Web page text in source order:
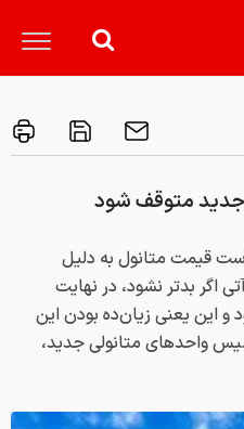
متوقف شود
مدیرعامل شرکت پترول معتقد است قیمت ‎متانول به دلیل
اگر بدتر نشود، در نهایت
و این یعنی زیان‌ده‌ بودن این
واحدهای متانولی جدید،